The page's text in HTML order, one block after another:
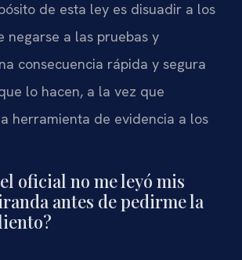
de esta ley es disuadir a los
negarse a las pruebas y
consecuencia rápida y segura
lo hacen, a la vez que
herramienta de evidencia a los
oficial no me leyó mis
antes de pedirme la